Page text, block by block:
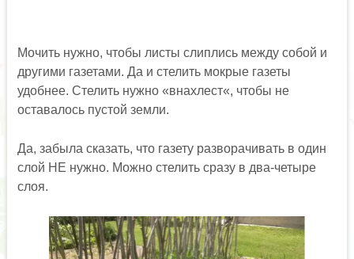
Мочить нужно, чтобы листы слиплись между собой и
другими газетами. Да и стелить мокрые газеты
удобнее. Стелить нужно «внахлест«, чтобы не
оставалось пустой земли.
Да, забыла сказать, что газету разворачивать в один
слой НЕ нужно. Можно стелить сразу в два-четыре
слоя.